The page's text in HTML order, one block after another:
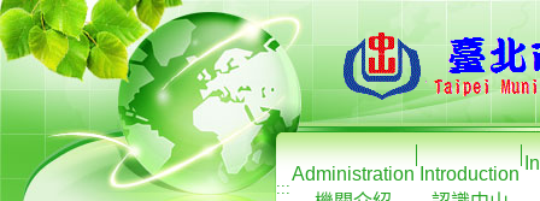
:::
Administration Introduction